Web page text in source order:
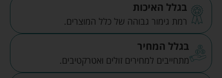
בגלל האיכות
רמת גימור גבוהה של כלל המוצרים.
בגלל המחיר
מתחייבים למחירים זולים ואטרקטיבים.